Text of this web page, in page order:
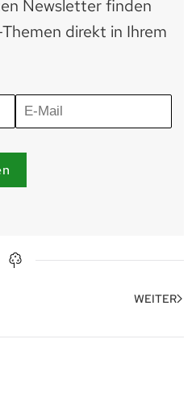
Newsletter finden
direkt in Ihrem
WEITER